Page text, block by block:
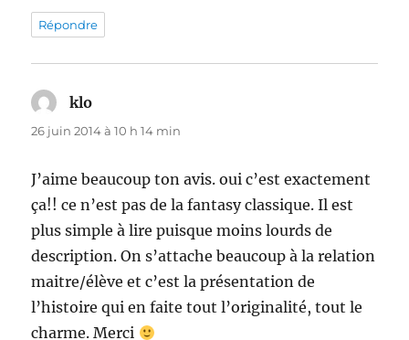
Répondre
klo
26 juin 2014 à 10 h 14 min
J’aime beaucoup ton avis. oui c’est exactement
ça!! ce n’est pas de la fantasy classique. Il est
plus simple à lire puisque moins lourds de
description. On s’attache beaucoup à la relation
maitre/élève et c’est la présentation de
l’histoire qui en faite tout l’originalité, tout le
charme. Merci